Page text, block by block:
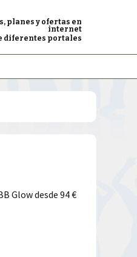
planes y ofertas en
internet
diferentes portales
Glow desde 94 €